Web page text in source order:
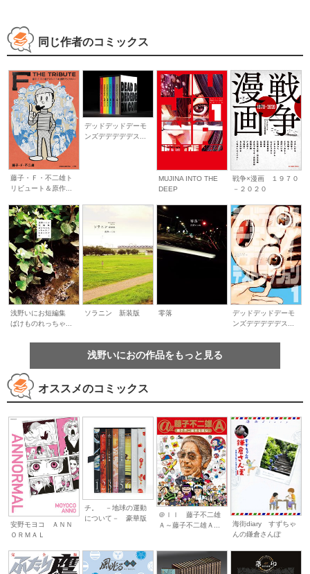
同じ作者のコミックス
藤子・Ｆ・不二雄ト
リビュート＆原作...
デッドデッドデーモ
ンズデデデデデス...
MUJINA INTO THE
DEEP
戦争×漫画 １９７０
－２０２０
浅野いにお短編集
ばけものれっちゃ...
ソラニン 新装版 零落
デッドデッドデーモ
ンズデデデデデス...
浅野いにおの作品をもっと見る
オススメのコミックス
安野モヨコ ＡＮＮ
ＯＲＭＡＬ
チ。 －地球の運動
について－ 豪華版
＠ｌｌ 藤子不二雄
Ａ～藤子不二雄Ａ...
海街diary すずちゃ
んの鎌倉さんぽ